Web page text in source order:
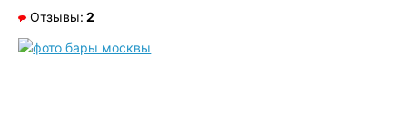
Отзывы: 2